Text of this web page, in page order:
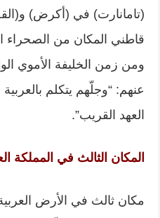
(تامانارت) في (أكرض)
قاطني المكان من
ومن زمن الخليفة الأموي
عنهم: “وجلّهم يتكلم
العهد القريب”.
المكان الثالث في المملكة
مكان ثالث في الأرض